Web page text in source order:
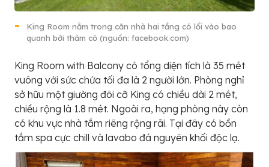
King Room nằm trong căn nhà hai tầng có lối vào bao
quanh bởi thảm cỏ (nguồn: facebook.com)
King Room with Balcony có tổng diện tích là 35 mét
vuông với sức chứa tối đa là 2 người lớn. Phòng nghỉ
sở hữu một giường đôi cỡ King có chiều dài 2 mét,
chiều rộng là 1.8 mét. Ngoài ra, hạng phòng này còn
có khu vực nhà tắm riêng rộng rãi. Tại đây có bồn
tắm spa cực chill và lavabo đá nguyên khối độc lạ.